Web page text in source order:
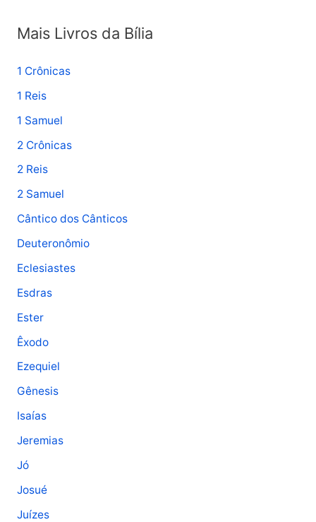
Mais Livros da Bília
1 Crônicas
1 Reis
1 Samuel
2 Crônicas
2 Reis
2 Samuel
Cântico dos Cânticos
Deuteronômio
Eclesiastes
Esdras
Ester
Êxodo
Ezequiel
Gênesis
Isaías
Jeremias
Jó
Josué
Juízes